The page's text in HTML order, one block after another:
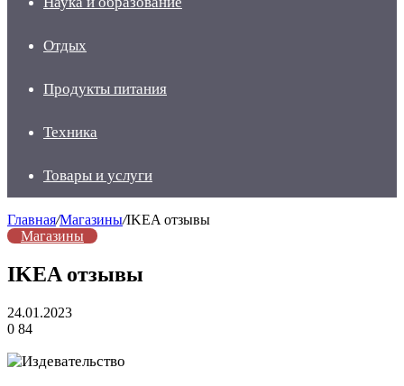
Отдых
Продукты питания
Техника
Товары и услуги
Главная/Магазины/IKEA отзывы
Магазины
IKEA отзывы
24.01.2023
0 84